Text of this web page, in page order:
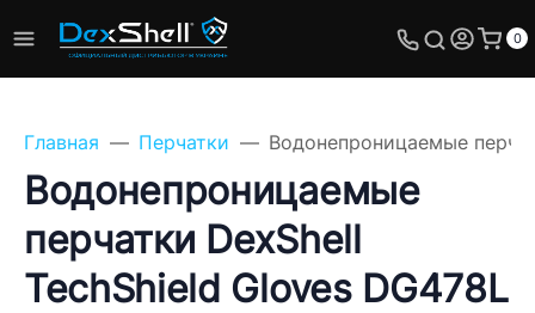
0
Главная Перчатки Водонепроницаемые
Водонепроницаемые
перчатки DexShell
TechShield Gloves DG478L
Задайте свой вопрос,
мы обязательно